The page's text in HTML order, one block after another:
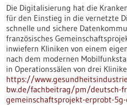
Die Digitalisierung hat die
für den Einstieg in die vernetzte
schnelle und sichere
französisches
inwiefern Kliniken von einem
nach dem modernen
in Operationssälen von drei
https://
bw.de/fachbeitrag/pm/deutsch-
gemeinschaftsprojekt-erprobt-5g-